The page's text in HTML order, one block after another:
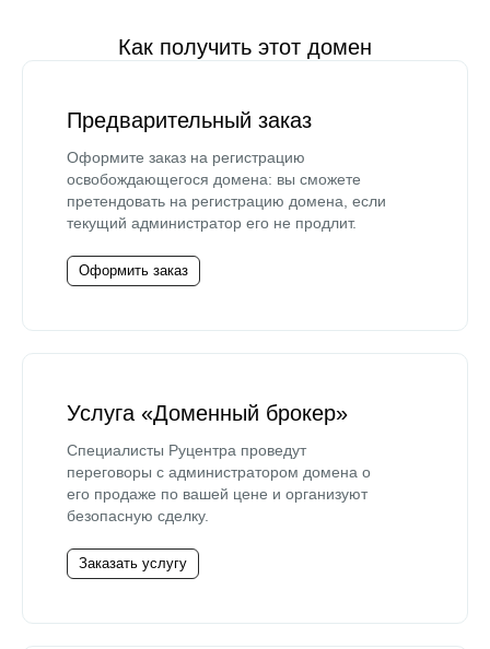
Как получить этот домен
Предварительный заказ
Оформите заказ на регистрацию
освобождающегося домена: вы сможете
претендовать на регистрацию домена, если
текущий администратор его не продлит.
Оформить заказ
Услуга «Доменный брокер»
Специалисты Руцентра проведут
переговоры с администратором домена о
его продаже по вашей цене и организуют
безопасную сделку.
Заказать услугу